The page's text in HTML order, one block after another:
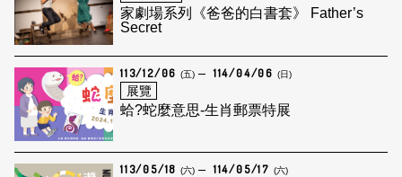
家劇場系列《爸爸的白書套》 Father’s
Secret
113/12/06 (五) 114/04/06 (日)
展覽
蛤?蛇麼意思-生肖郵票特展
113/05/18 (六) 114/05/17 (六)